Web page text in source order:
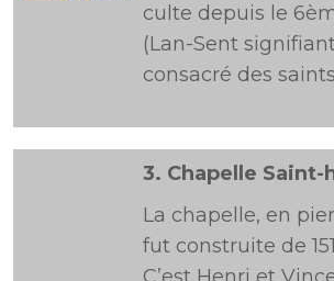
culte depuis le
(Lan-Sent
consacré des
3. Chapelle Saint-
La chapelle, en
fut construite de